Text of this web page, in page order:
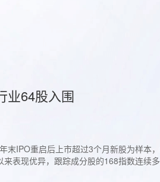
业64股入围
IPO重启后上市超过3个月新股为样本
表现优异，跟踪成分股的168指数连续